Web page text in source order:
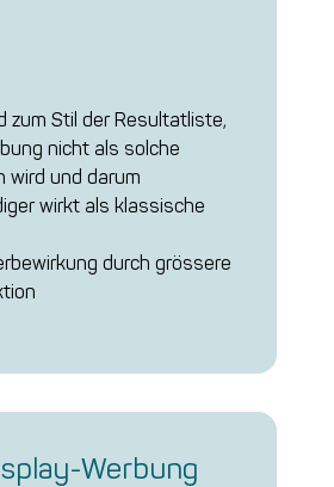
zum Stil der Resultatliste,
nicht als solche
wird und darum
wirkt als klassische
durch grössere
Wer­bung